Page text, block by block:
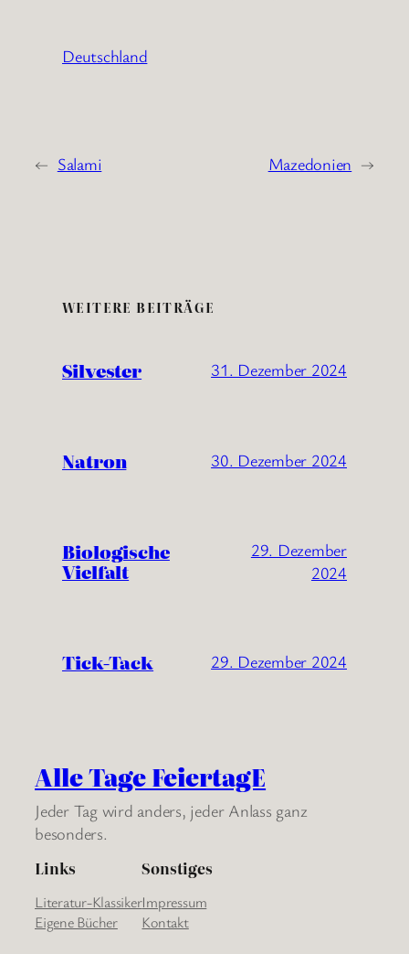
Deutschland
← Salami Mazedonien →
WEITERE BEITRÄGE
Silvester 31. Dezember 2024
Natron 30. Dezember 2024
Biologische
Vielfalt
29. Dezember
2024
Tick-Tack 29. Dezember 2024
Alle Tage FeiertagE
Jeder Tag wird anders, jeder Anlass ganz
besonders.
Links
Literatur-Klassiker
Eigene Bücher
Sonstiges
Impressum
Kontakt